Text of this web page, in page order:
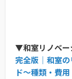
▼和室リノベー
完全版｜和室
ド〜種類・費